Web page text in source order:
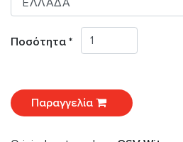
Ποσότητα *
Παραγγελία